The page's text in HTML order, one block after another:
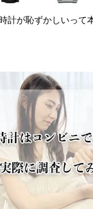
計が恥ずかしいって